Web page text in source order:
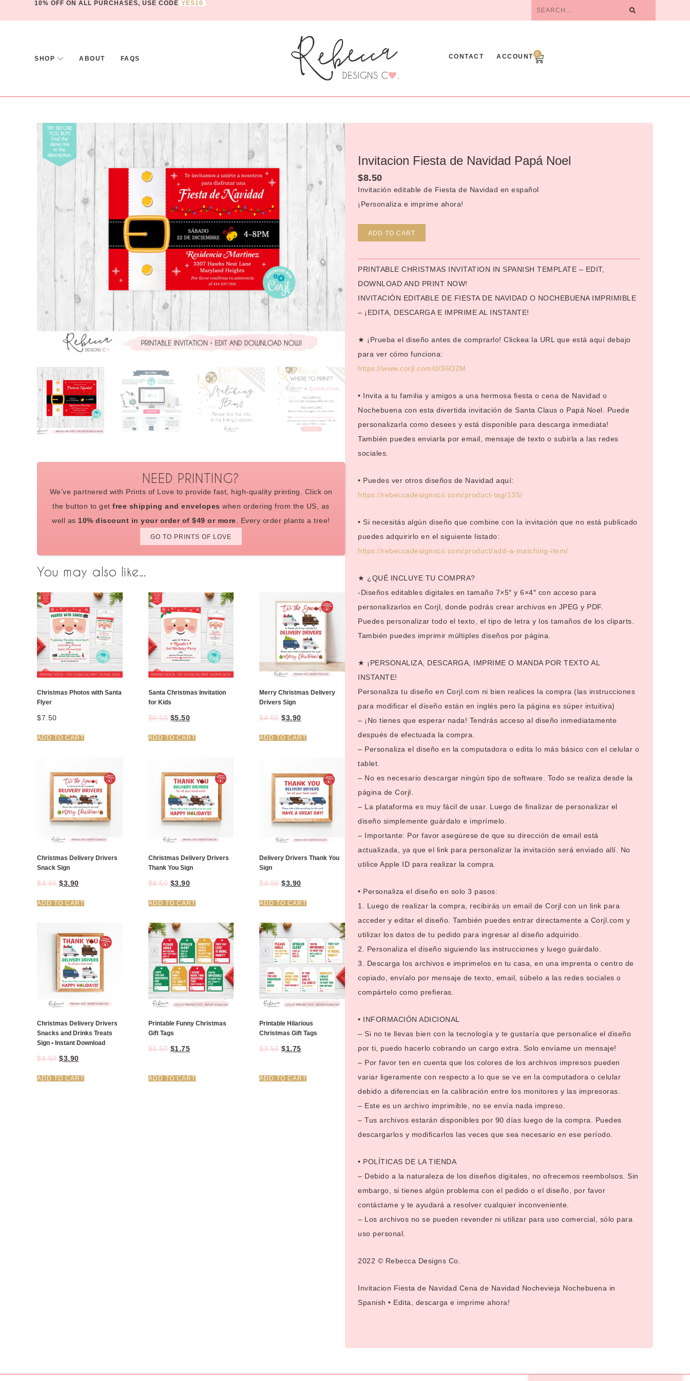
10% OFF ON ALL PURCHASES, USE CODE YES10
SHOP ABOUT FAQS CONTACT ACCOUNT 0
NEED PRINTING?
We’ve partnered with Prints of Love to provide fast, high-quality printing. Click on
the button to getfree shipping and envelopes when ordering from the US, as
well as 10% discount in your order of $49 or more . Every order plants a tree!
GO TO PRINTS OF LOVE
You may also like...
Christmas Photos with Santa
Flyer
$7.50
ADD TO CART
Santa Christmas Invitation
for Kids
$6.50 $5.50
ADD TO CART
Merry Christmas Delivery
Drivers Sign
$4.50 $3.90
ADD TO CART
Christmas Delivery Drivers
Snack Sign
$4.50 $3.90
ADD TO CART
Christmas Delivery Drivers
Thank You Sign
$4.50 $3.90
ADD TO CART
Delivery Drivers Thank You
Sign
$4.50 $3.90
ADD TO CART
Christmas Delivery Drivers
Snacks and Drinks Treats
Sign • Instant Download
$4.50 $3.90
ADD TO CART
Printable Funny Christmas
Gift Tags
$3.50 $1.75
ADD TO CART
Printable Hilarious
Christmas Gift Tags
$3.50 $1.75
ADD TO CART
Invitacion Fiesta de Navidad Papá Noel
$8.50
Invitación editable de Fiesta de Navidad en español
¡Personaliza e imprime ahora!
ADD TO CART
PRINTABLE CHRISTMAS INVITATION IN SPANISH TEMPLATE – EDIT,
DOWNLOAD AND PRINT NOW!
INVITACIÓN EDITABLE DE FIESTA DE NAVIDAD O NOCHEBUENA IMPRIMIBLE
– ¡EDITA, DESCARGA E IMPRIME AL INSTANTE!
★ ¡Prueba el diseño antes de comprarlo! Clickea la URL que está aquí debajo
para ver cómo funciona:
https://www.corjl.com/d/36O2M
• Invita a tu familia y amigos a una hermosa fiesta o cena de Navidad o
Nochebuena con esta divertida invitación de Santa Claus o Papá Noel. Puede
personalizarla como desees y está disponible para descarga inmediata!
También puedes enviarla por email, mensaje de texto o subirla a las redes
sociales.
• Puedes ver otros diseños de Navidad aquí:
https://rebeccadesignsco.com/product-tag/135/
• Si necesitás algún diseño que combine con la invitación que no está publicado
puedes adquirirlo en el siguiente listado:
https://rebeccadesignsco.com/product/add-a-matching-item/
★ ¿QUÉ INCLUYE TU COMPRA?
-Diseños editables digitales en tamaño 7×5″ y 6×4″ con acceso para
personalizarlos en Corjl, donde podrás crear archivos en JPEG y PDF.
Puedes personalizar todo el texto, el tipo de letra y los tamaños de los cliparts.
También puedes imprimir múltiples diseños por página.
★ ¡PERSONALIZA, DESCARGA, IMPRIME O MANDA POR TEXTO AL
INSTANTE!
Personaliza tu diseño en Corjl.com ni bien realices la compra (las instrucciones
para modificar el diseño están en inglés pero la página es súper intuitiva)
– ¡No tienes que esperar nada! Tendrás acceso al diseño inmediatamente
después de efectuada la compra.
– Personaliza el diseño en la computadora o edita lo más básico con el celular o
tablet.
– No es necesario descargar ningún tipo de software. Todo se realiza desde la
página de Corjl.
– La plataforma es muy fácil de usar. Luego de finalizar de personalizar el
diseño simplemente guárdalo e imprímelo.
– Importante: Por favor asegúrese de que su dirección de email está
actualizada, ya que el link para personalizar la invitación será enviado allí. No
utilice Apple ID para realizar la compra.
• Personaliza el diseño en solo 3 pasos:
1. Luego de realizar la compra, recibirás un email de Corjl con un link para
acceder y editar el diseño. También puedes entrar directamente a Corjl.com y
utilizar los datos de tu pedido para ingresar al diseño adquirido.
2. Personaliza el diseño siguiendo las instrucciones y luego guárdalo.
3. Descarga los archivos e imprimelos en tu casa, en una imprenta o centro de
copiado, envíalo por mensaje de texto, email, súbelo a las redes sociales o
compártelo como prefieras.
• INFORMACIÓN ADICIONAL
– Si no te llevas bien con la tecnología y te gustaría que personalice el diseño
por ti, puedo hacerlo cobrando un cargo extra. Solo envíame un mensaje!
– Por favor ten en cuenta que los colores de los archivos impresos pueden
variar ligeramente con respecto a lo que se ve en la computadora o celular
debido a diferencias en la calibración entre los monitores y las impresoras.
– Este es un archivo imprimible, no se envía nada impreso.
– Tus archivos estarán disponibles por 90 días luego de la compra. Puedes
descargarlos y modificarlos las veces que sea necesario en ese período.
• POLÍTICAS DE LA TIENDA
– Debido a la naturaleza de los diseños digitales, no ofrecemos reembolsos. Sin
embargo, si tienes algún problema con el pedido o el diseño, por favor
contáctame y te ayudará a resolver cualquier inconveniente.
– Los archivos no se pueden revender ni utilizar para uso comercial, sólo para
uso personal.
2022 © Rebecca Designs Co.
Invitacion Fiesta de Navidad Cena de Navidad Nochevieja Nochebuena in
Spanish • Edita, descarga e imprime ahora!